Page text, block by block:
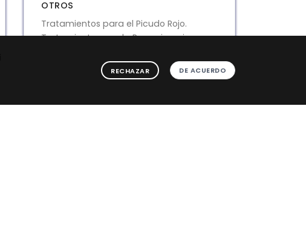
OTROS
Tratamientos para el Picudo Rojo.
Tratamiento para la Procesionaria.
Tratamiento para el Pececillo de Plata.
Tratamiento para Pulgas y Garrapatas.
Tratamientos con gases para el
RECHAZAR DE ACUERDO